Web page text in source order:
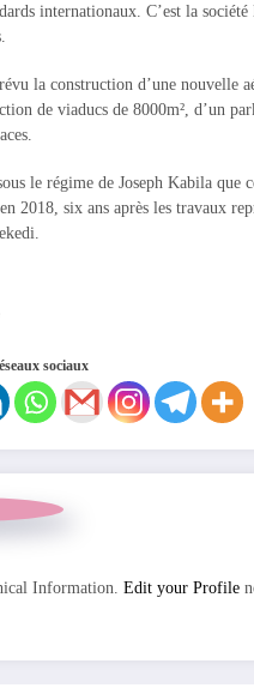
internationaux. C’est la
la construction d’une nouvelle
de viaducs de 8000m², d’un
le régime de Joseph Kabila que
2018, six ans après les travaux
sociaux
Information. Edit your Profile